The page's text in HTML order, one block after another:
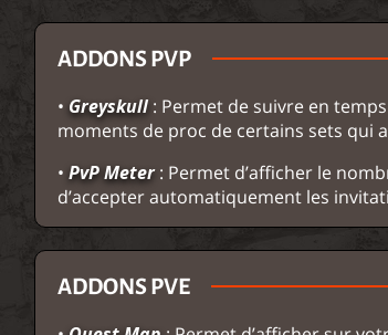
ADDONS PVP
• Greyskull: Permet de suivre en
moments de proc de certains sets qui
• PvP Meter: Permet d’afficher le
d’accepter automatiquement les
ADDONS PVE